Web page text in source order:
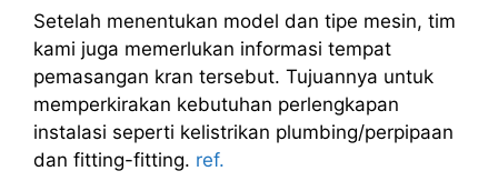
Setelah menentukan model dan tipe mesin, tim
kami juga memerlukan informasi tempat
pemasangan kran tersebut. Tujuannya untuk
memperkirakan kebutuhan perlengkapan
instalasi seperti kelistrikan plumbing/perpipaan
dan fitting-fitting. ref.